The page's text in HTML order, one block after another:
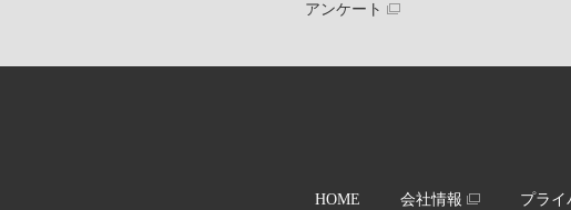
アンケート
HOME 会社情報 プライ